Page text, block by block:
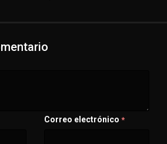
Correo electrónico *